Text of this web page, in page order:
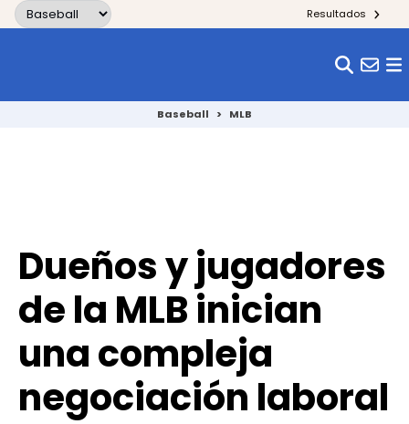
Skip to content Resultados
Baseball > MLB
Dueños y jugadores
de la MLB inician
una compleja
negociación laboral